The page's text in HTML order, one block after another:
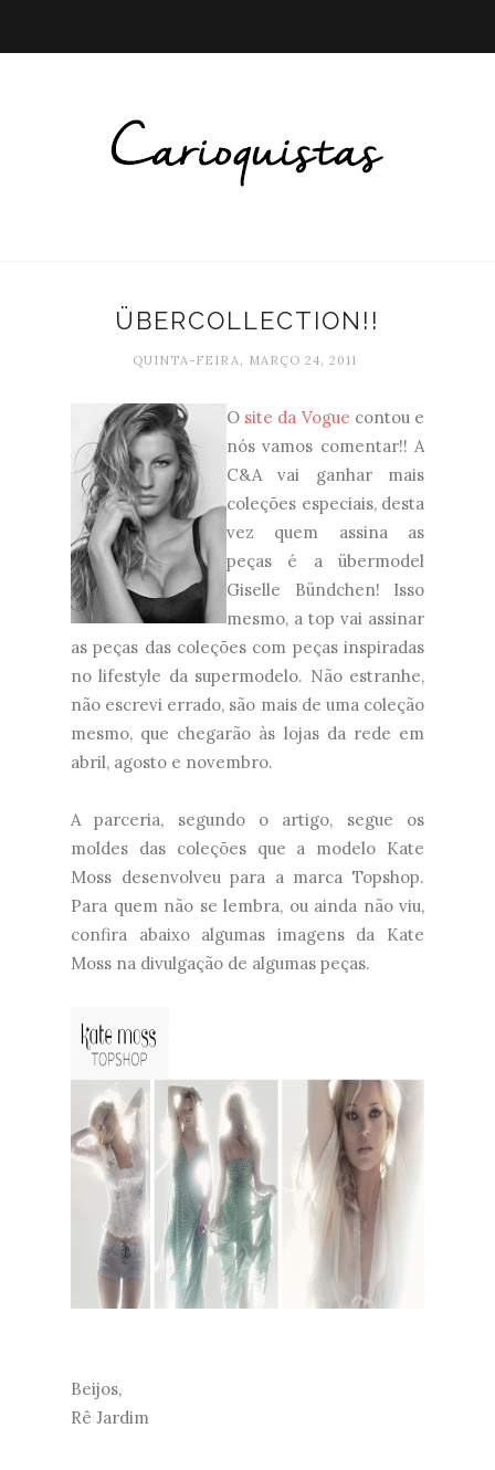
ÜBERCOLLECTION!!
QUINTA-FEIRA, MARÇO 24, 2011
O site da Vogue contou e
nós vamos comentar!! A
C&A vai ganhar mais
coleções especiais, desta
vez quem assina as
peças é a übermodel
Giselle Bündchen! Isso
mesmo, a top vai assinar
as peças das coleções com peças inspiradas
no lifestyle da supermodelo. Não estranhe,
não escrevi errado, são mais de uma coleção
mesmo, que chegarão às lojas da rede em
abril, agosto e novembro.
A parceria, segundo o artigo, segue os
moldes das coleções que a modelo Kate
Moss desenvolveu para a marca Topshop.
Para quem não se lembra, ou ainda não viu,
confira abaixo algumas imagens da Kate
Moss na divulgação de algumas peças.
Beijos,
Rê Jardim